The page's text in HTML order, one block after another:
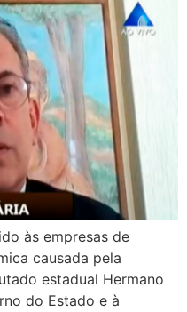
às empresas de
causada pela
estadual Hermano
do Estado e à